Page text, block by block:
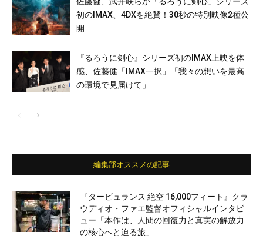
初のIMAX、4DXを絶賛！30秒の特別映像2種公
開
『るろうに剣心』シリーズ初のIMAX上映を体
感、佐藤健「IMAX一択」「我々の想いを最高
の環境で見届けて」
編集部オススメの記事
『タービュランス 絶空 16,000フィート』クラ
ウディオ・ファエ監督オフィシャルインタビ
ュー「本作は、人間の回復力と真実の解放力
の核心へと迫る旅」